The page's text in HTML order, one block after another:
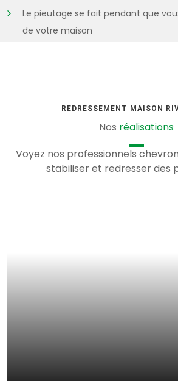
Le pieutage se fait pendant que
de votre maison
REDRESSEMENT MAISON
Nos réalisations
Voyez nos professionnels
stabiliser et redresser des